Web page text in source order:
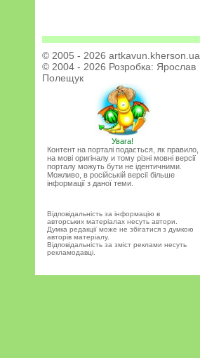
© 2005 - 2026 artkavun.kherson.ua
© 2004 - 2026 Розробка: Ярослав
Полещук
Увага!
Контент на порталі подається, як правило,
на мові оригіналу и тому різні мовні версії
порталу можуть бути не ідентичними.
Можливо, в російській версії більше
інформації з даної теми.
Відповідальність за інформацію в
авторських матеріалах несуть автори.
Думка редакції може не збігатися з думкою
авторів матеріалу.
Відповідальність за зміст реклами несуть
рекламодавці.